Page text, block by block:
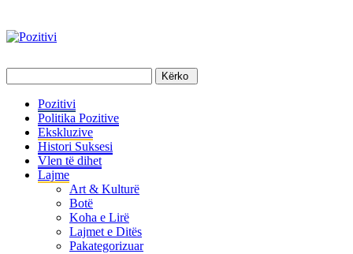
Pozitivi
Politika Pozitive
Ekskluzive
Histori Suksesi
Vlen të dihet
Lajme
Art & Kulturë
Botë
Koha e Lirë
Lajmet e Ditës
Pakategorizuar